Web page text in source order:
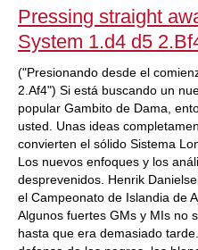
Pressing straight
System 1.d4 d5
("Presionando desde el
2.Af4") Si está buscando un
popular Gambito de Dama,
usted. Unas ideas
convierten el sólido Sistema
Los nuevos enfoques y los
desprevenidos. Henrik
el Campeonato de Islandia de
Algunos fuertes GMs y MIs no
hasta que era demasiado